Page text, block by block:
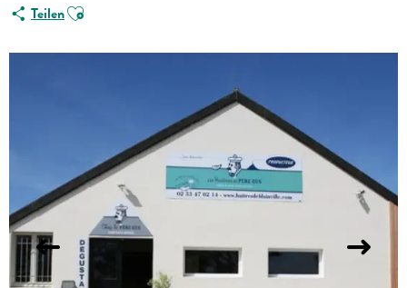
TeilenAjouter aux favoris